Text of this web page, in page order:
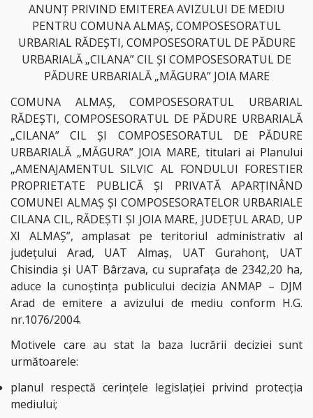
ANUNȚ PRIVIND EMITEREA AVIZULUI DE MEDIU
PENTRU COMUNA ALMAȘ, COMPOSESORATUL
URBARIAL RĂDEȘTI, COMPOSESORATUL DE PĂDURE
URBARIALĂ „CILANA” CIL ȘI COMPOSESORATUL DE
PĂDURE URBARIALĂ „MĂGURA” JOIA MARE
COMUNA ALMAȘ, COMPOSESORATUL URBARIAL
RĂDEȘTI, COMPOSESORATUL DE PĂDURE URBARIALĂ
„CILANA” CIL ȘI COMPOSESORATUL DE PĂDURE
URBARIALĂ „MĂGURA” JOIA MARE, titulari ai Planului
„AMENAJAMENTUL SILVIC AL FONDULUI FORESTIER
PROPRIETATE PUBLICĂ ȘI PRIVATĂ APARȚINÂND
COMUNEI ALMAȘ ȘI COMPOSESORATELOR URBARIALE
CILANA CIL, RĂDEȘTI ȘI JOIA MARE, JUDEȚUL ARAD, UP
XI ALMAȘ”, amplasat pe teritoriul administrativ al
județului Arad, UAT Almaș, UAT Gurahonț, UAT
Chisindia și UAT Bârzava, cu suprafața de 2342,20 ha,
aduce la cunoștința publicului decizia ANMAP – DJM
Arad de emitere a avizului de mediu conform H.G.
nr.1076/2004.
Motivele care au stat la baza lucrării deciziei sunt
următoarele:
planul respectă cerințele legislației privind protecția
mediului;